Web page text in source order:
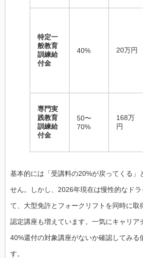
特定一
般教育
訓練給
付金
40% 20万円
専門実
践教育
訓練給
付金
50〜
70%
168万
円
基本的には「受講料の20%が戻ってくる」
せん。しかし、2026年現在は慢性的なド
て、大型免許とフォークリフトを同時に取
認定講座も増えています。一気にキャリア
40%還付の対象講座がないか確認してみる
す。